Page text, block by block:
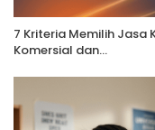
7 Kriteria Memilih
Komersial dan…